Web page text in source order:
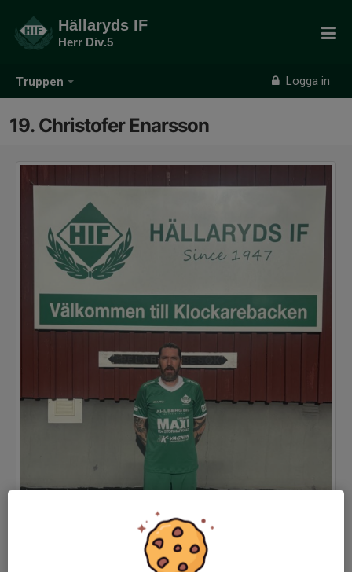
Truppen Logga in
Hällaryds IF
Herr Div.5
19. Christofer Enarsson